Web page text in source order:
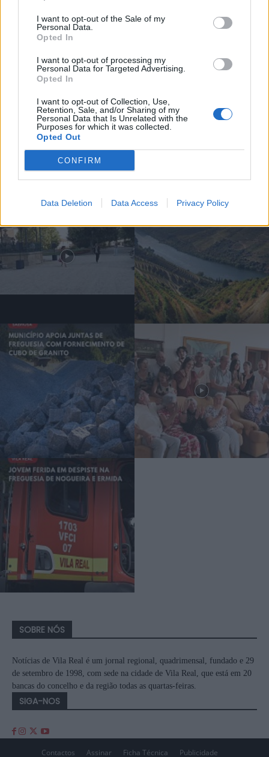
I want to opt-out of the Sale of my
Personal Data.
Opted In
I want to opt-out of processing my
Personal Data for Targeted Advertising.
Opted In
I want to opt-out of Collection, Use,
Retention, Sale, and/or Sharing of my
Personal Data that Is Unrelated with the
Purposes for which it was collected.
Opted Out
CONFIRM
Data Deletion Data Access Privacy Policy
Sabrosa Summer Fest arrancou com
Vítor Pica e reuniu centenas de...
7 de Agosto, 2026
Siga-nos no Instagram@noticiasdevilareal
SOBRE NÓS
Notícias de Vila Real é um jornal regional, quadrimensal, fundado e 29
de setembro de 1998, com sede na cidade de Vila Real, que está em 20
bancas do concelho e da região todas as quartas-feiras.
SIGA-NOS
Contactos Assinar Ficha Técnica Publicidade